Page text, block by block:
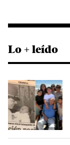
Lo + leído